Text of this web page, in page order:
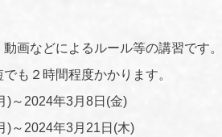
画などによるルール等の講習です。
も２時間程度かかります。
)～2024年3月8日(金)
)～2024年3月21日(木)